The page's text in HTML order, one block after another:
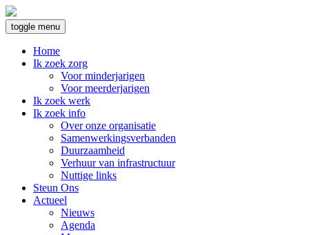
toggle menu
Home
Ik zoek zorg
Voor minderjarigen
Voor meerderjarigen
Ik zoek werk
Ik zoek info
Over onze organisatie
Samenwerkingsverbanden
Duurzaamheid
Verhuur van infrastructuur
Nuttige links
Steun Ons
Actueel
Nieuws
Agenda